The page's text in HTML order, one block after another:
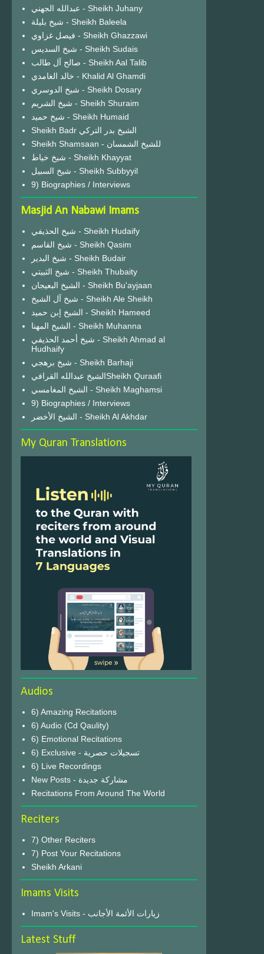
عبدالله الجهني - Sheikh Juhany
شيخ بليلة - Sheikh Baleela
فيصل غزاوي - Sheikh Ghazzawi
شيخ السديس - Sheikh Sudais
صالح آل طالب - Sheikh Aal Talib
خالد الغامدي - Khalid Al Ghamdi
شيخ الدوسري - Sheikh Dosary
شيخ الشريم - Sheikh Shuraim
شيخ حميد - Sheikh Humaid
Sheikh Badr الشيخ بدر التركي
Sheikh Shamsaan - للشيخ الشمسان
شيخ خياط - Sheikh Khayyat
شيخ السبيل - Sheikh Subbyyil
9) Biographies / Interviews
Masjid An Nabawi Imams
شيخ الحذيفي - Sheikh Hudaify
شيخ القاسم - Sheikh Qasim
شيخ البدير - Sheikh Budair
شيخ الثبيتي - Sheikh Thubaity
الشيخ البعيجان - Sheikh Bu'ayjaan
شيخ آل الشيخ - Sheikh Ale Sheikh
الشيخ إبن حميد - Sheikh Hameed
الشيخ المهنا - Sheikh Muhanna
شيخ أحمد الحذيفي - Sheikh Ahmad al
Hudhaify
شيخ برهجي - Sheikh Barhaji
الشيخ عبدالله القرافيSheikh Quraafi
الشيخ المغامسي - Sheikh Maghamsi
9) Biographies / Interviews
الشيخ الأخضر - Sheikh Al Akhdar
My Quran Translations
Audios
6) Amazing Recitations
6) Audio (Cd Qaulity)
6) Emotional Recitations
6) Exclusive - تسجيلات حصرية
6) Live Recordings
New Posts - مشاركة جديدة
Recitations From Around The World
Reciters
7) Other Reciters
7) Post Your Recitations
Sheikh Arkani
Imams Visits
Imam's Visits - زيارات الأئمة الأجانب
Latest Stuff